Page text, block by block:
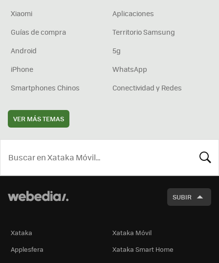
Xiaomi
Aplicaciones
Guías de compra
Territorio Samsung
Android
5g
iPhone
WhatsApp
Smartphones Chinos
Conectividad y Redes
VER MÁS TEMAS
SUBIR
Xataka
Xataka Móvil
Applesfera
Xataka Smart Home